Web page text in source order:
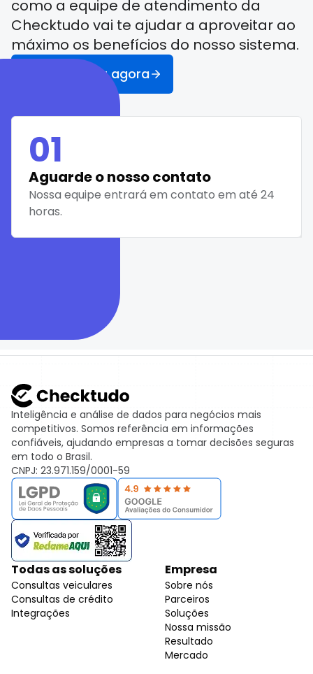
01
Aguarde o nosso contato
Nossa equipe entrará em contato em até 24
horas.
como a equipe de atendimento da
Checktudo vai te ajudar a aproveitar ao
máximo os benefícios do nosso sistema.
Me cadastrar agora
Inteligência e análise de dados para negócios mais
competitivos. Somos referência em informações
confiáveis, ajudando empresas a tomar decisões seguras
em todo o Brasil.
CNPJ: 23.971.159/0001-59
Todas as soluções
Consultas veiculares
Consultas de crédito
Integrações
Empresa
Sobre nós
Parceiros
Soluções
Nossa missão
Resultado
Mercado